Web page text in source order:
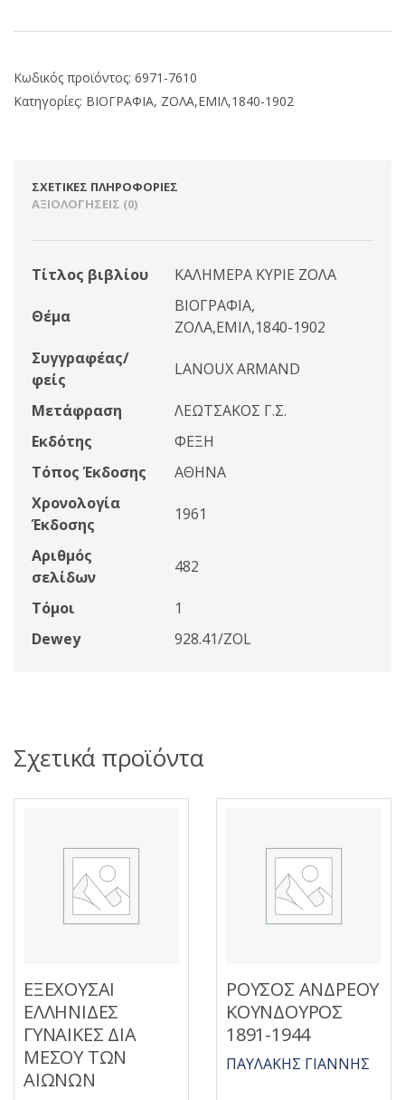
Κωδικός προϊόντος: 6971-7610
Κατηγορίες: ΒΙΟΓΡΑΦΙΑ, ΖΟΛΑ,ΕΜΙΛ,1840-1902
ΣΧΕΤΙΚΈΣ ΠΛΗΡΟΦΟΡΊΕΣ
ΑΞΙΟΛΟΓΉΣΕΙΣ (0)
Τίτλος βιβλίου ΚΑΛΗΜΕΡΑ ΚΥΡΙΕ ΖΟΛΑ
Θέμα
ΒΙΟΓΡΑΦΙΑ,
ΖΟΛΑ,ΕΜΙΛ,1840-1902
Συγγραφέας/
φείς
LANOUX ARMAND
Μετάφραση
ΛΕΩΤΣΑΚΟΣ Γ.Σ.
Εκδότης
ΦΕΞΗ
Τόπος Έκδοσης
ΑΘΗΝΑ
Χρονολογία
Έκδοσης
1961
Αριθμός
σελίδων
482
Τόμοι
1
Dewey
928.41/ZOL
Σχετικά προϊόντα
ΕΞΕΧΟΥΣΑΙ
ΕΛΛΗΝΙΔΕΣ
ΓΥΝΑΙΚΕΣ ΔΙΑ
ΜΕΣΟΥ ΤΩΝ
ΑΙΩΝΩΝ
ΡΟΥΣΟΣ ΑΝΔΡΕΟΥ
ΚΟΥΝΔΟΥΡΟΣ
1891-1944
ΠΑΥΛΑΚΗΣ ΓΙΑΝΝΗΣ